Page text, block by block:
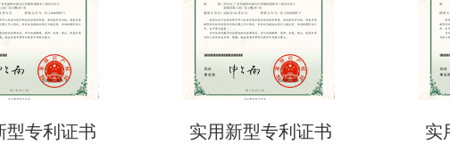
实用新型专利证书 实用新型专利证书